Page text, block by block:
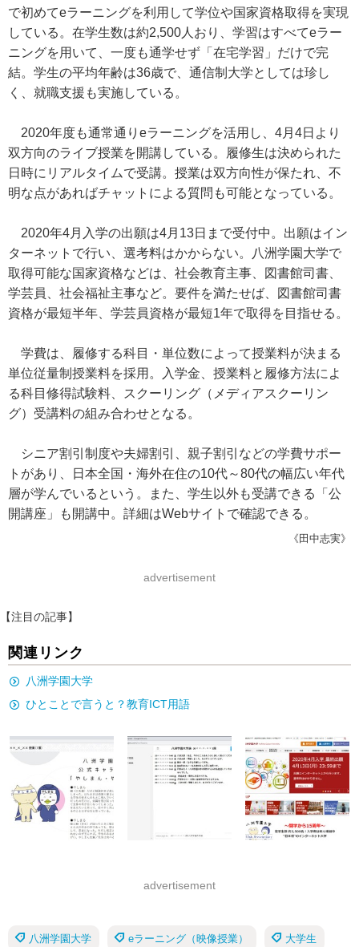
で初めてeラーニングを利用して学位や国家資格取得を実現
している。在学生数は約2,500人おり、学習はすべてeラー
ニングを用いて、一度も通学せず「在宅学習」だけで完
結。学生の平均年齢は36歳で、通信制大学としては珍し
く、就職支援も実施している。
2020年度も通常通りeラーニングを活用し、4月4日より
双方向のライブ授業を開講している。履修生は決められた
日時にリアルタイムで受講。授業は双方向性が保たれ、不
明な点があればチャットによる質問も可能となっている。
2020年4月入学の出願は4月13日まで受付中。出願はイン
ターネットで行い、選考料はかからない。八洲学園大学で
取得可能な国家資格などは、社会教育主事、図書館司書、
学芸員、社会福祉主事など。要件を満たせば、図書館司書
資格が最短半年、学芸員資格が最短1年で取得を目指せる。
学費は、履修する科目・単位数によって授業料が決まる
単位従量制授業料を採用。入学金、授業料と履修方法によ
る科目修得試験料、スクーリング（メディアスクーリン
グ）受講料の組み合わせとなる。
シニア割引制度や夫婦割引、親子割引などの学費サポー
トがあり、日本全国・海外在住の10代～80代の幅広い年代
層が学んでいるという。また、学生以外も受講できる「公
開講座」も開講中。詳細はWebサイトで確認できる。
《田中志実》
advertisement
【注目の記事】
関連リンク
八洲学園大学
ひとことで言うと？教育ICT用語
advertisement
八洲学園大学 eラーニング（映像授業） 大学生